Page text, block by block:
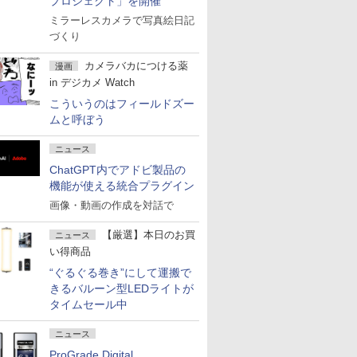
ミラーレスカメラで写真絵日記
づくり
漫画
カメラバカにつける薬
in デジカメ Watch
こういうのはフィールドズー
ムと呼ぼう
ニュース
ChatGPT内でアドビ製品の
機能が使える統合プラグイン
画像・動画の作成を対話で
ニュース
【厳選】本日のお買
い得商品
“ぐるぐる巻き”にして運搬で
きるバルーン型LEDライトが
タイムセール中
ニュース